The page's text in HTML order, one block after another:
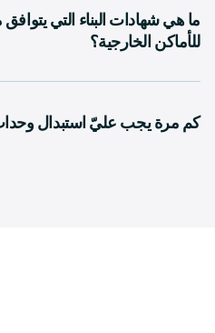
للأماكن الخارجية؟
كم مرة يجب عليّ استبدال